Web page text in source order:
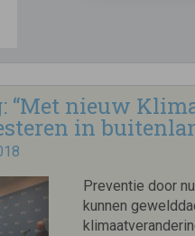
“Met nieuw
in
Preventie door
kunnen